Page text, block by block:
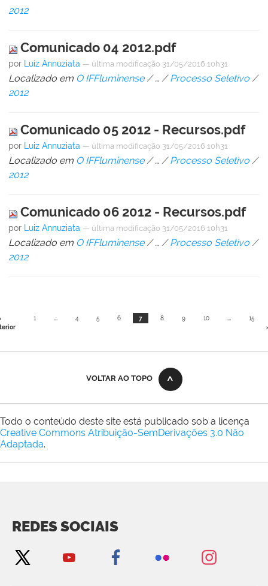
2012
Comunicado 04 2012.pdf
por Luiz Annuziata — última modificação 31/05/2016 10h31
Localizado em O IFFluminense /… /Processo Seletivo /
2012
Comunicado 05 2012 - Recursos.pdf
por Luiz Annuziata — última modificação 31/05/2016 10h31
Localizado em O IFFluminense /… /Processo Seletivo /
2012
Comunicado 06 2012 - Recursos.pdf
por Luiz Annuziata — última modificação 31/05/2016 10h31
Localizado em O IFFluminense /… /Processo Seletivo /
2012
1 ... 4 5 6 7 8 9 10 ...
15
VOLTAR AO TOPO
Todo o conteúdo deste site está publicado sob a licença
Creative Commons Atribuição-SemDerivações 3.0 Não
Adaptada.
REDES SOCIAIS